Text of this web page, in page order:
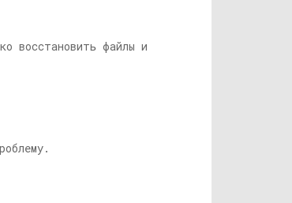
восстановить файлы и